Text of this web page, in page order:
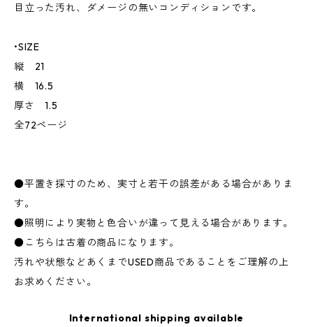
目立った汚れ、ダメージの無いコンディションです。
•SIZE
縦 21
横 16.5
厚さ 1.5
全72ページ
●平置き採寸のため、実寸と若干の誤差がある場合がありま
す。
●照明により実物と色合いが違って見える場合があります。
●こちらは古着の商品になります。
汚れや状態などあくまでUSED商品であることをご理解の上
お求めください。
International shipping available